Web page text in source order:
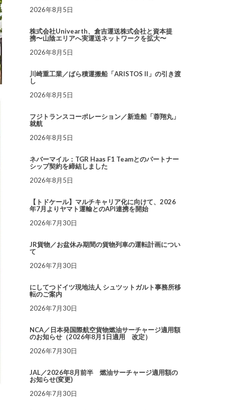
2026年8月5日
株式会社Univearth、倉吉運送株式会社と資本提
携〜山陰エリアへ実運送ネットワークを拡大〜
2026年8月5日
川崎重工業／ばら積運搬船「ARISTOS II」の引き渡
し
2026年8月5日
フジトランスコーポレーション／新造船「蓉翔丸」
就航
2026年8月5日
ネバーマイル：TGR Haas F1 Teamとのパートナー
シップ契約を締結しました
2026年8月5日
【トドケール】マルチキャリア化に向けて、2026
年7月よりヤマト運輸とのAPI連携を開始
2026年7月30日
JR貨物／お盆休み期間の貨物列車の運転計画につい
て
2026年7月30日
にしてつドイツ現地法人 シュツットガルト事務所移
転のご案内
2026年7月30日
NCA／日本発国際航空貨物燃油サーチャージ適用額
のお知らせ（2026年8月1日適用 改定）
2026年7月30日
JAL／2026年8月前半 燃油サーチャージ適用額の
お知らせ(変更)
2026年7月30日